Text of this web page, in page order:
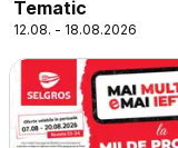
Tematic
12.08. - 18.08.2026